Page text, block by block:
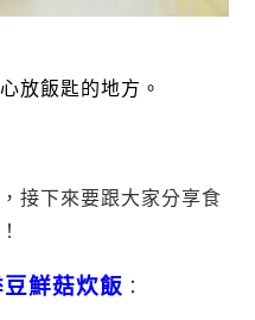
放飯匙的地方。
接下來要跟大家分享食
豆鮮菇炊飯 ：